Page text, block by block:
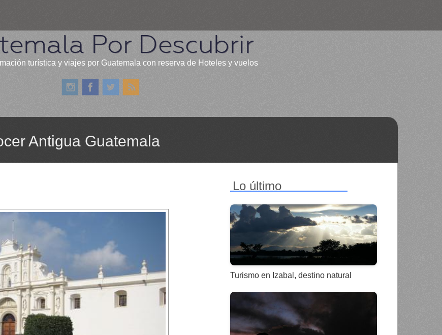
Por Descubrir
turística y viajes por Guatemala con reserva de Hoteles y vuelos
Antigua Guatemala
Lo último
Turismo en Izabal, destino natural